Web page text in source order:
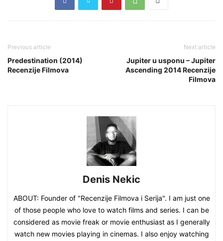
Previous article
Predestination (2014)
Recenzije Filmova
Next article
Jupiter u usponu – Jupiter
Ascending 2014 Recenzije
Filmova
Denis Nekic
ABOUT: Founder of "Recenzije Filmova i Serija". I am just one
of those people who love to watch films and series. I can be
considered as movie freak or movie enthusiast as I generally
watch new movies playing in cinemas. I also enjoy watching